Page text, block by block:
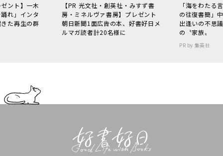
ント】一木
れ」インタ
た再生の群
【PR 光文社・創英社・みすず書
房・ミネルヴァ書房】プレゼント
朝日新聞1面広告の本、好書好日メ
ルマガ読者計20名様に
「海をわた
の往復書簡」
出逢いの不思
の〝家族〟
PR by 集英社